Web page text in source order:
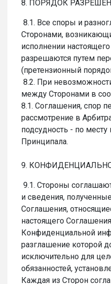
8. ПОРЯДОК
8.1. Все споры и
Сторонами,
исполнении
разрешаются путем
(претензионный
8.2. При
между Сторонами в
8.1. Соглашения, спор
рассмотрение в
подсудность - по
Принципала.
9.
9.1. Стороны
и сведения,
Соглашения,
настоящего
Конфиденциальной
разглашение которой
исключительно для
обязанностей,
Каждая из Сторон